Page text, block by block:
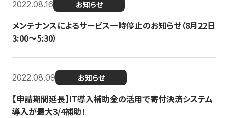
2022.08.16 お知らせ
メンテナンスによるサービス一時停止のお知らせ（8月22日
3:00〜5:30）
2022.08.09 お知らせ
【申請期間延長】IT導入補助金の活用で寄付決済システム
導入が最大3/4補助！